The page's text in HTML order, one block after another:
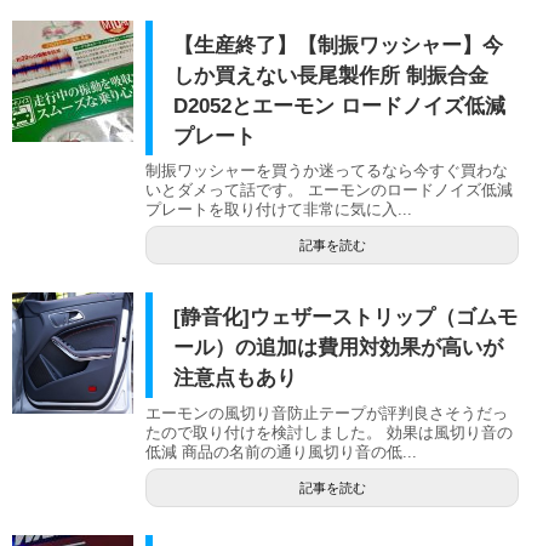
【生産終了】【制振ワッシャー】今
しか買えない長尾製作所 制振合金
D2052とエーモン ロードノイズ低減
プレート
制振ワッシャーを買うか迷ってるなら今すぐ買わな
いとダメって話です。 エーモンのロードノイズ低減
プレートを取り付けて非常に気に入...
記事を読む
[静音化]ウェザーストリップ（ゴムモ
ール）の追加は費用対効果が高いが
注意点もあり
エーモンの風切り音防止テープが評判良さそうだっ
たので取り付けを検討しました。 効果は風切り音の
低減 商品の名前の通り風切り音の低...
記事を読む